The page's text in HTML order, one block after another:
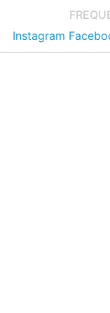
Instagram